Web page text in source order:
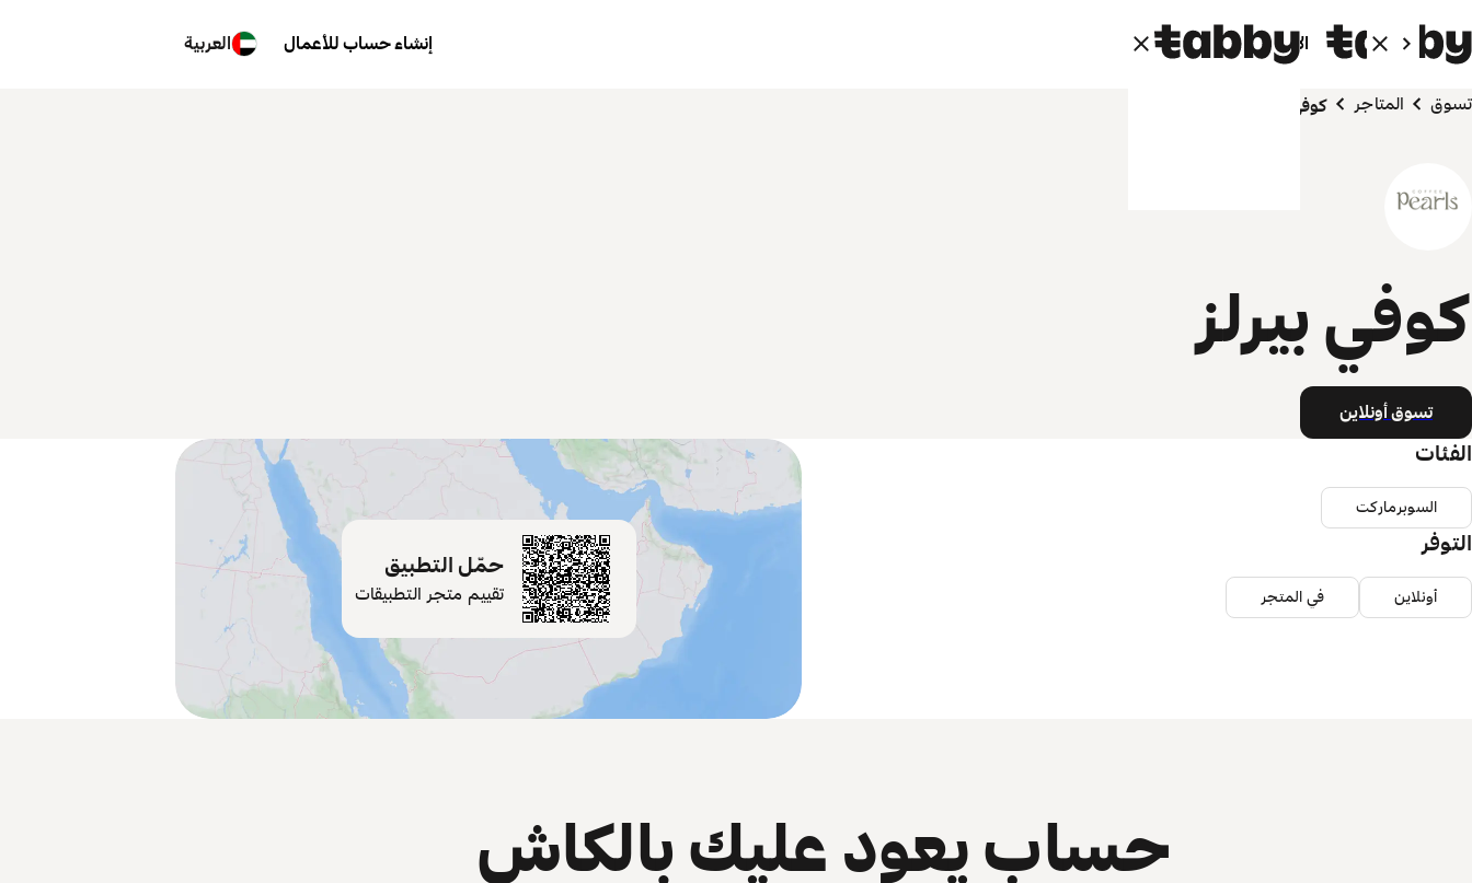
الأفراد الشركاء إنشاء حساب للأعمال العربية
تسوق المتاجر كوفي بيرلز
كوفي بيرلز
تسوق أونلاين
حمّل التطبيق
تقييم متجر التطبيقات
الفئات
السوبرماركت
التوفر
أونلاين في المتجر
حساب يعود عليك بالكاش